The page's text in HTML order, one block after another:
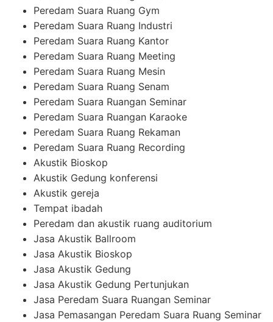
Peredam Suara Ruang Gym
Peredam Suara Ruang Industri
Peredam Suara Ruang Kantor
Peredam Suara Ruang Meeting
Peredam Suara Ruang Mesin
Peredam Suara Ruang Senam
Peredam Suara Ruangan Seminar
Peredam Suara Ruangan Karaoke
Peredam Suara Ruang Rekaman
Peredam Suara Ruang Recording
Akustik Bioskop
Akustik Gedung konferensi
Akustik gereja
Tempat ibadah
Peredam dan akustik ruang auditorium
Jasa Akustik Ballroom
Jasa Akustik Bioskop
Jasa Akustik Gedung
Jasa Akustik Gedung Pertunjukan
Jasa Peredam Suara Ruangan Seminar
Jasa Pemasangan Peredam Suara Ruang Seminar